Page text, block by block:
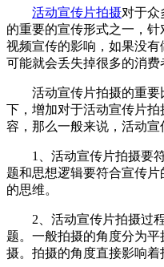
活动宣传片拍摄对于众
的重要的宣传形式之一，
视频宣传的影响，如果没
可能就会丢失掉很多的消费
活动宣传片拍摄的重要
下，增加对于活动宣传片
容，那么一般来说，活动
1、活动宣传片拍摄要符
题和思想逻辑要符合宣传
的思维。
2、活动宣传片拍摄过程
题。一般拍摄的角度分为
摄。拍摄的角度直接影响着